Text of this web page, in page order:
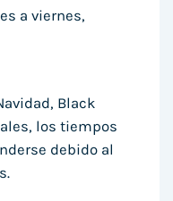
a viernes,
Black
los tiempos
debido al